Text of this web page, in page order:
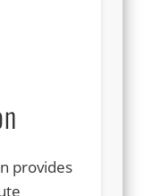
provides